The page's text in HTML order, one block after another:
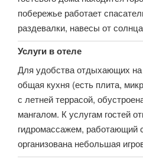
побережье работает
раздевалки, навесы от
Услуги в отеле
Для удобства отдыхающих на
общая кухня (есть плита,
с летней террасой,
мангалом. К услугам гостей
гидромассажем, работающий
организована небольшая